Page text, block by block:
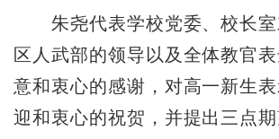
朱尧代表学校党委、校长室
区人武部的领导以及全体教官
意和衷心的感谢，对高一新生
迎和衷心的祝贺，并提出三点